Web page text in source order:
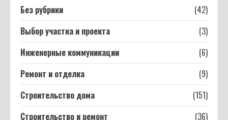
конусная прокладка, уклон гофры и 7
ошибок которые топят соседей
12.03.2026
4
Фанера: какая толщина бывает — от
3 мм до 40 мм, допуски ГОСТ и выбор
под задачу
11.03.2026
Без рубрики
(42)
Выбор участка и проекта
(3)
Инженерные коммуникации
(6)
Ремонт и отделка
(9)
Строительство дома
(151)
Строительство и ремонт
(36)